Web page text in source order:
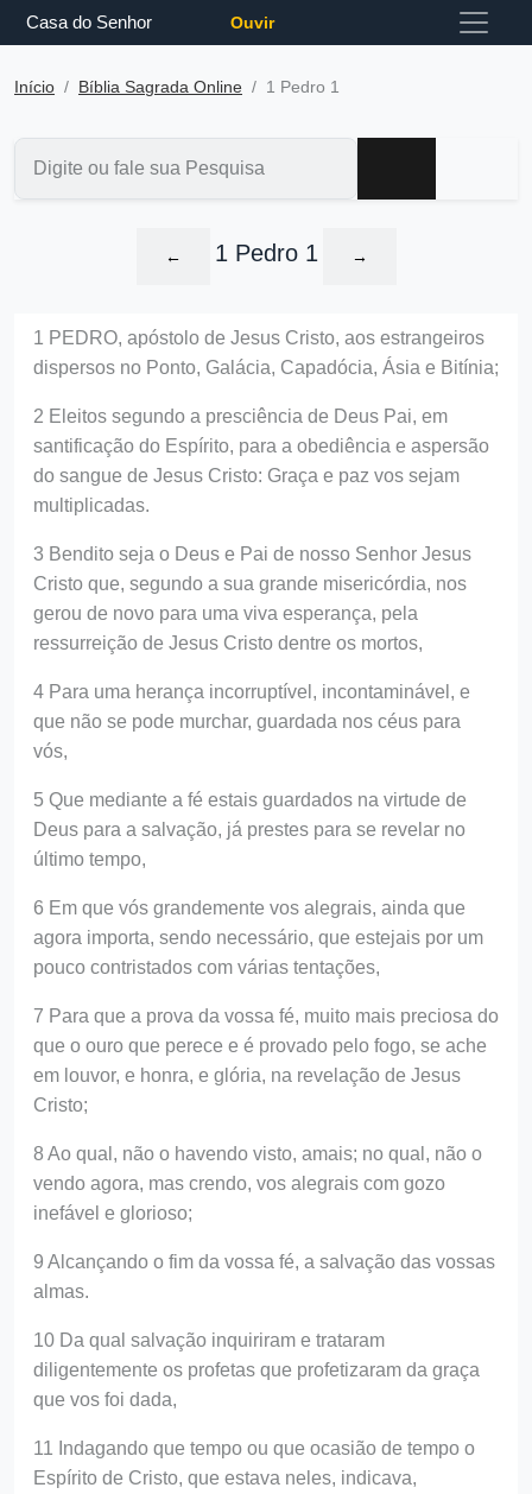
Casa do Senhor Ouvir
Início Bíblia Sagrada Online 1 Pedro 1
← 1 Pedro 1 →
1 PEDRO, apóstolo de Jesus Cristo, aos estrangeiros
dispersos no Ponto, Galácia, Capadócia, Ásia e Bitínia;
2 Eleitos segundo a presciência de Deus Pai, em
santificação do Espírito, para a obediência e aspersão
do sangue de Jesus Cristo: Graça e paz vos sejam
multiplicadas.
3 Bendito seja o Deus e Pai de nosso Senhor Jesus
Cristo que, segundo a sua grande misericórdia, nos
gerou de novo para uma viva esperança, pela
ressurreição de Jesus Cristo dentre os mortos,
4 Para uma herança incorruptível, incontaminável, e
que não se pode murchar, guardada nos céus para
vós,
5 Que mediante a fé estais guardados na virtude de
Deus para a salvação, já prestes para se revelar no
último tempo,
6 Em que vós grandemente vos alegrais, ainda que
agora importa, sendo necessário, que estejais por um
pouco contristados com várias tentações,
7 Para que a prova da vossa fé, muito mais preciosa do
que o ouro que perece e é provado pelo fogo, se ache
em louvor, e honra, e glória, na revelação de Jesus
Cristo;
8 Ao qual, não o havendo visto, amais; no qual, não o
vendo agora, mas crendo, vos alegrais com gozo
inefável e glorioso;
9 Alcançando o fim da vossa fé, a salvação das vossas
almas.
10 Da qual salvação inquiriram e trataram
diligentemente os profetas que profetizaram da graça
que vos foi dada,
11 Indagando que tempo ou que ocasião de tempo o
Espírito de Cristo, que estava neles, indicava,